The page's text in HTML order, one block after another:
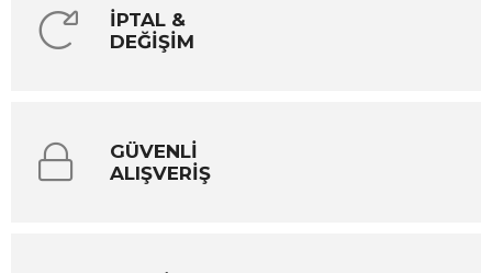
İPTAL &
DEĞİŞİM
GÜVENLİ
ALIŞVERİŞ